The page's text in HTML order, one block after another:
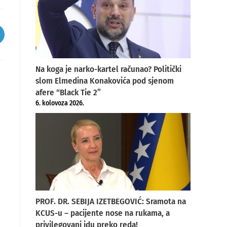
Na koga je narko-kartel računao? Politički
slom Elmedina Konakovića pod sjenom
afere “Black Tie 2”
6. kolovoza 2026.
PROF. DR. SEBIJA IZETBEGOVIĆ: Sramota na
KCUS-u – pacijente nose na rukama, a
privilegovani idu preko reda!